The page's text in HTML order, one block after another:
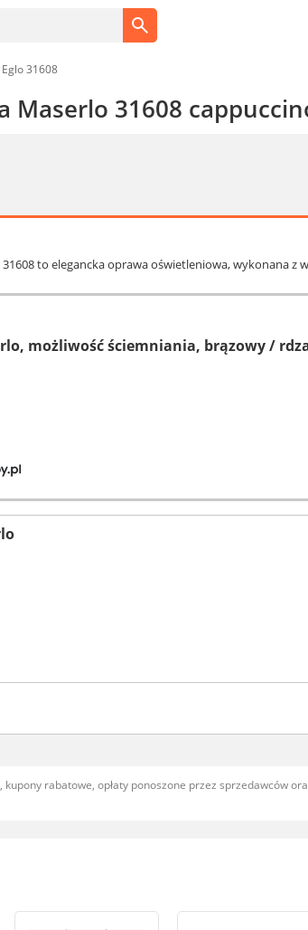
Eglo 31608
Maserlo 31608
to elegancka oprawa oświetleniowa, wykonana z
możliwość ściemniania, brązowy /
rabatowe, opłaty ponoszone przez sprzedawców